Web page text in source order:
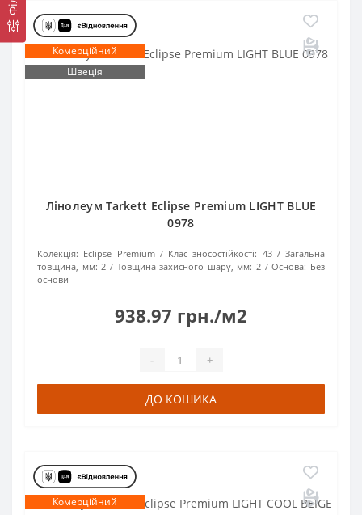
Комерційний
Швеція
Лінолеум Tarkett Eclipse Premium LIGHT BLUE
0978
Колекція: Eclipse Premium Клас зносостійкості: 43
Загальна
товщина, мм: 2 Товщина захисного шару, мм: 2 Основа: Без
основи
938.97 грн./м2
- +
ДО КОШИКА
Комерційний